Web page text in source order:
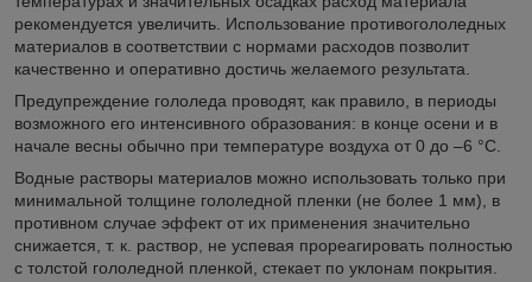
рекомендуется увеличить. Использование противогололедных
материалов в соответствии с нормами расходов позволит
качественно и оперативно достичь желаемого результата.
Предупреждение гололеда проводят, как правило, в периоды
возможного его интенсивного образования: в конце осени и в
начале весны обычно при температуре воздуха от 0 до –6 °C.
Водные растворы материалов можно использовать только при
минимальной толщине гололедной пленки (не более 1 мм), в
противном случае эффект от их применения значительно
снижается, т. к. раствор, не успевая прореагировать полностью
с толстой гололедной пленкой, стекает по уклонам покрытия.